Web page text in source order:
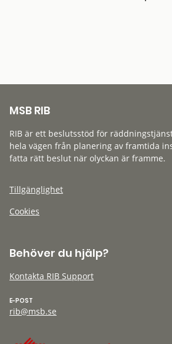
MSB RIB
RIB är ett beslutsstöd för
hela vägen från planering av framtida
fatta rätt beslut när olyckan är framme.
Tillgänglighet
Cookies
Behöver du hjälp?
Kontakta RIB Support
E-POST
rib@msb.se